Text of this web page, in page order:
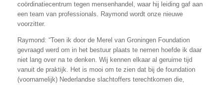
coördinatiecentrum tegen mensenhandel, waar hij leiding gaf aan
een team van professionals. Raymond wordt onze nieuwe
voorzitter.
Raymond: “Toen ik door de Merel van Groningen Foundation
gevraagd werd om in het bestuur plaats te nemen hoefde ik daar
niet lang over na te denken. Wij kennen elkaar al geruime tijd
vanuit de praktijk. Het is mooi om te zien dat bij de foundation
(voornamelijk) Nederlandse slachtoffers terechtkomen die,